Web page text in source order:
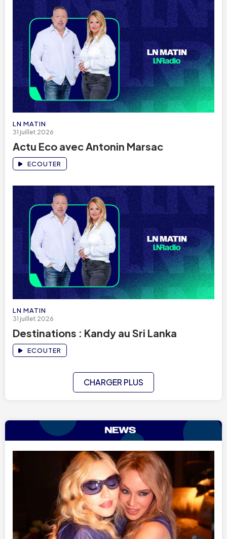
LN MATIN
31 juillet 2026
Actu Eco avec Antonin Marsac
ECOUTER
LN MATIN
31 juillet 2026
Destinations : Kandy au Sri Lanka
ECOUTER
CHARGER PLUS